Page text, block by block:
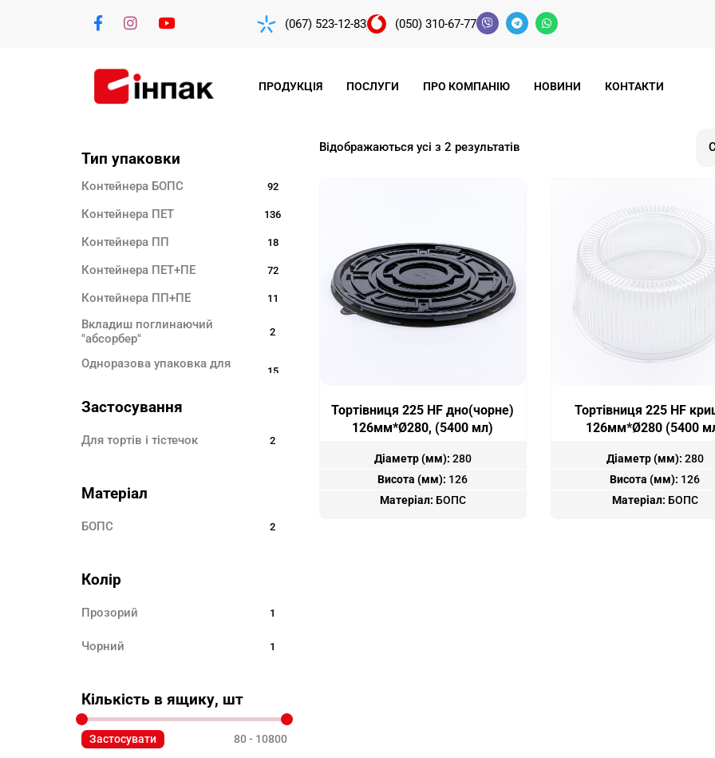
(067) 523-12-83 (050) 310-67-77
ПРОДУКЦІЯ ПОСЛУГИ ПРО КОМПАНІЮ НОВИНИ КОНТАКТИ
Відображаються усі з 2 результатів
Тортівниця 225 HF дно(чорне)
126мм*Ø280, (5400 мл)
Діаметр (мм): 280
Висота (мм): 126
Матеріал: БОПС
Тортівниця 225 HF
126мм*Ø280 (5400
Діаметр (мм): 280
Висота (мм): 126
Матеріал: БОПС
Тип упаковки
Контейнера БОПС 92
Контейнера ПЕТ 136
Контейнера ПП 18
Контейнера ПЕТ+ПЕ 72
Контейнера ПП+ПЕ 11
Вкладиш поглинаючий
"абсорбер"
2
Одноразова упаковка для
15
Одноразовий ЕКО ПОСУД
Одноразовий посуд
Пакети для сміття
Паперова продукція
Застосування
для тортів і тістечок 2
Матеріал
БОПС 2
Колір
Прозорий 1
Чорний 1
Кількість в ящику, шт
Застосувати 80 10800